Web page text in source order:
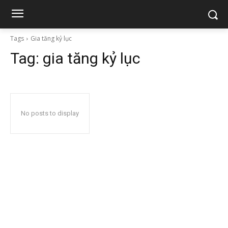
Tags Gia tăng kỷ lục
Tag: gia tăng kỷ lục
No posts to display